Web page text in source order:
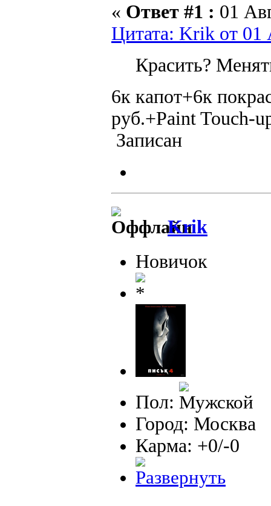
« Ответ #1 : 01
Цитата: Krik от 01
Красить?
6к капот+6к
руб.+Paint Touch-
Записан
Krik
Новичок
Пол:
Город: Москва
Карма: +0/-0